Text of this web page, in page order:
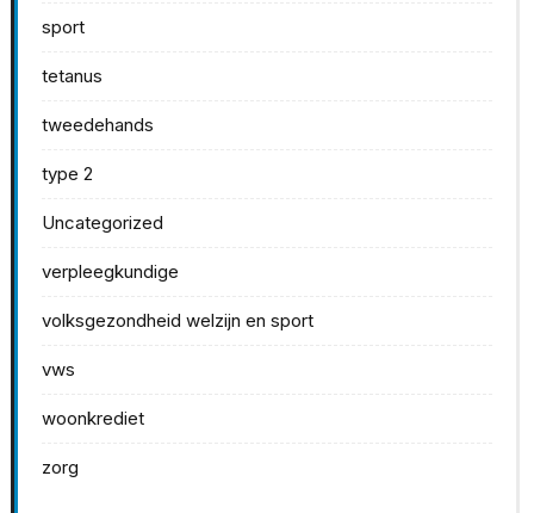
sport
tetanus
tweedehands
type 2
Uncategorized
verpleegkundige
volksgezondheid welzijn en sport
vws
woonkrediet
zorg